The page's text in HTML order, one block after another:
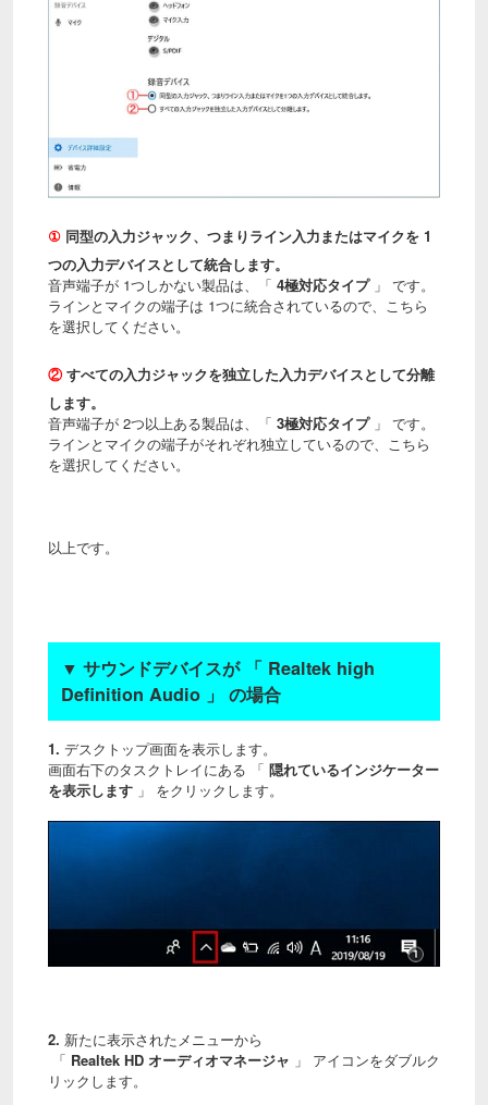
① 同型の入力ジャック、つまりライン入力またはマイクを 1
つの入力デバイスとして統合します。
音声端子が 1つしかない製品は、「 4極対応タイプ」 です。
ラインとマイクの端子は 1つに統合されているので、こちら
を選択してください。
② すべての入力ジャックを独立した入力デバイスとして分離
します。
音声端子が 2つ以上ある製品は、「 3極対応タイプ」 です。
ラインとマイクの端子がそれぞれ独立しているので、こちら
を選択してください。
以上です。
▼サウンドデバイスが 「 Realtek high
Definition Audio 」 の場合
1. デスクトップ画面を表示します。
画面右下のタスクトレイにある 「 隠れているインジケーター
を表示します 」 をクリックします。
2. 新たに表示されたメニューから
「 Realtek HD オーディオマネージャ 」 アイコンをダブルク
リックします。